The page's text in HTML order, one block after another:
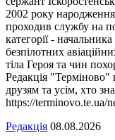
2002 року
проходив службу на
категорії -
безпілотних
тіла Героя та чин
Редакція "Терміново"
друзям та усім, хто
https://terminovo.te.ua/
Редакція 08.08.2026